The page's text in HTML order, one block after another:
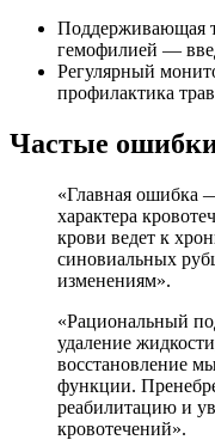
Поддерживающая
гемофилией —
Регулярный
профилактика
Частые
«Главная ошибка
характера
крови ведет к
синовиальных
изменениям».
«Рациональный
удаление
восстановление
функции.
реабилитацию и
кровотечений».